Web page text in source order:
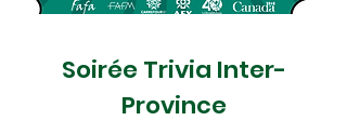
Soirée Trivia Inter-
Province